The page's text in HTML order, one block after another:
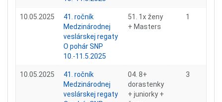
10.05.2025
41. ročník
Medzinárodnej
veslárskej regaty
O pohár SNP
10.-11.5.2025
51. 1x ženy
+ Masters
1
10.05.2025
41. ročník
Medzinárodnej
veslárskej regaty
04. 8+
dorastenky
+ juniorky +
3